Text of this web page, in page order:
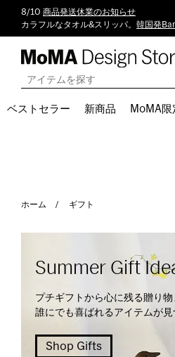
8/10 商品発送休業のお知らせ
カラフルなタオル&スリッパ。 韓国発
ベストセラー 新商品 MoMA限
ホーム ギフト
Summer Gift
プチギフトから心に残る贈り物
誰にでも喜ばれるアイテムが
Shop Gifts